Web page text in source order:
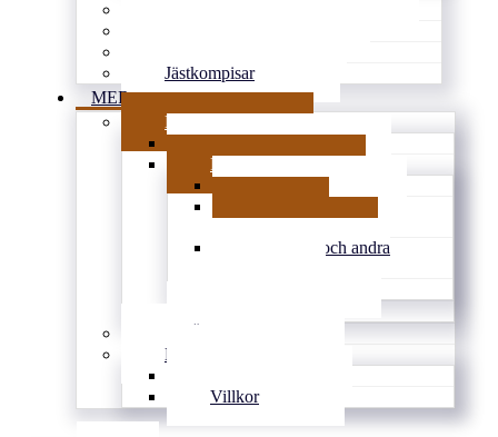
Jästkompisar
MER
BLOGG
Personligt
Familjen och andra
KONTAKT
Villkor